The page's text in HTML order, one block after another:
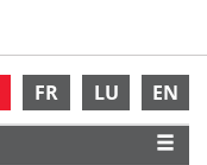
FR LU EN